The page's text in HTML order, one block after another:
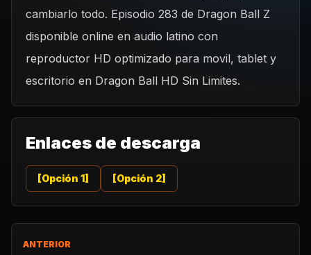
cambiarlo todo. Episodio 283 de Dragon Ball Z
disponible online en audio latino con
reproductor HD optimizado para movil, tablet y
escritorio en Dragon Ball HD Sin Limites.
Enlaces de descarga
[Opción 1] [Opción 2]
ANTERIOR